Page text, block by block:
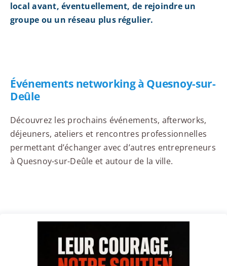
local avant, éventuellement, de rejoindre un
groupe ou un réseau plus régulier.
Événements networking à Quesnoy-sur-
Deûle
Découvrez les prochains événements, afterworks,
déjeuners, ateliers et rencontres professionnelles
permettant d’échanger avec d’autres entrepreneurs
à Quesnoy-sur-Deûle et autour de la ville.